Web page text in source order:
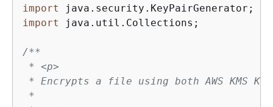
import
import
java.util.Collections;
/**
* <p>
* Encrypts a file using both AWS KMS
*